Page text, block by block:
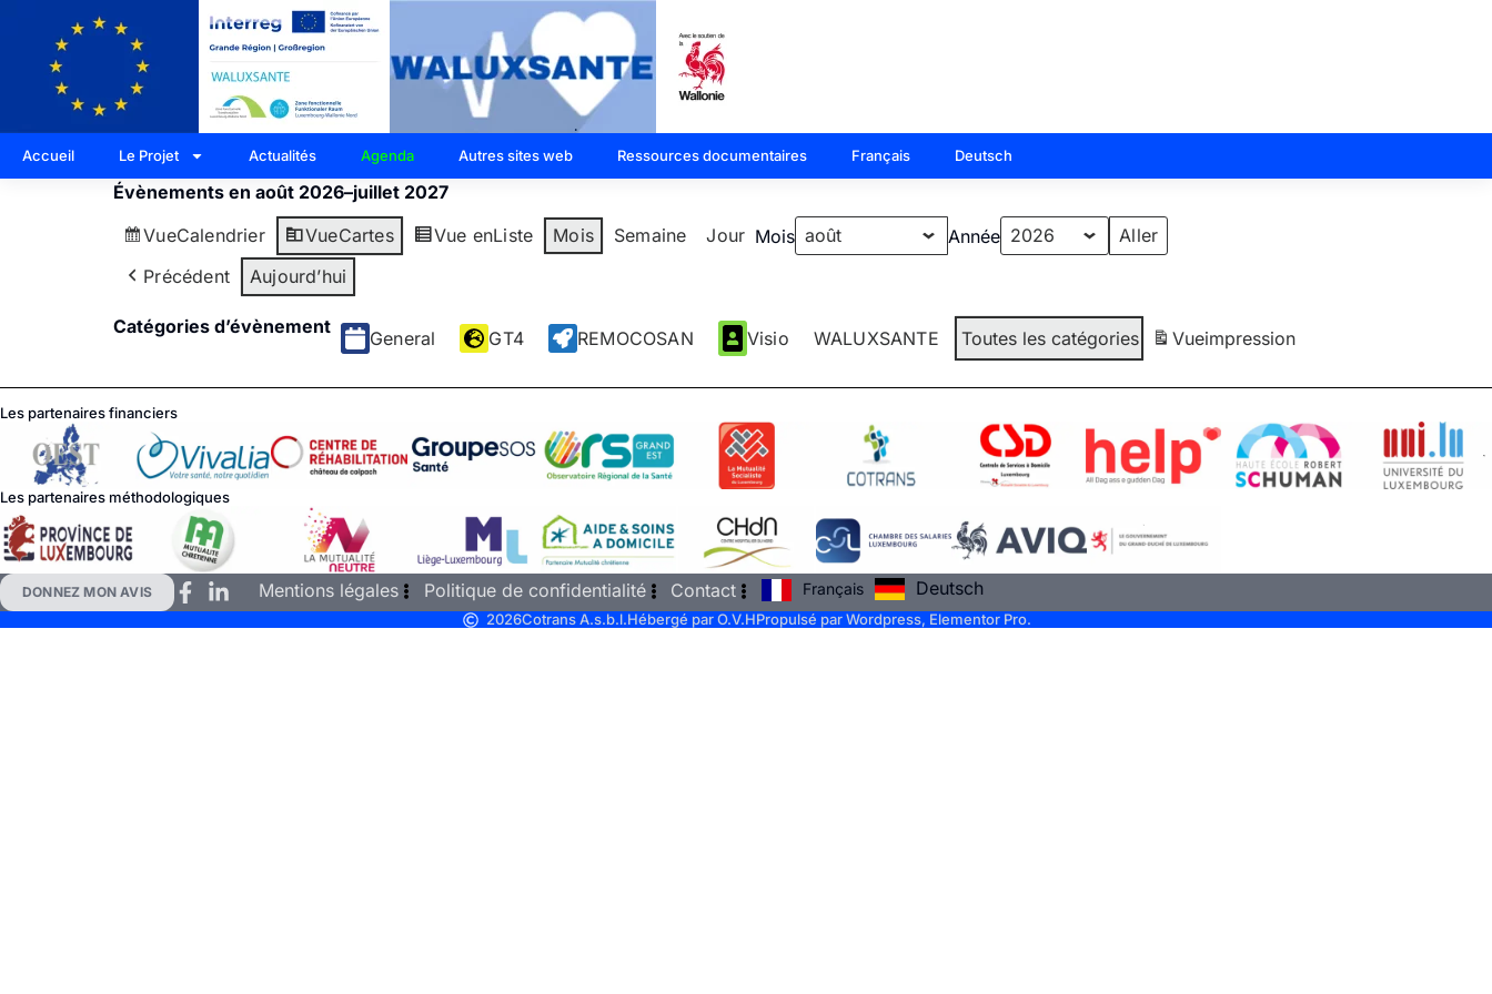
Accueil Le Projet Actualités Agenda Autres sites web Ressources documentaires Français Deutsch
Évènements en août 2026–juillet 2027
VueCalendrier VueCartes Vue enListe Mois Semaine Jour Mois
Année
Précédent
Aujourd’hui
Catégories d’évènement
General GT4 REMOCOSAN Visio WALUXSANTE Toutes les catégories Vueimpression
Les partenaires financiers
Les partenaires méthodologiques
DONNEZ MON AVIS Mentions légales Politique de confidentialité Contact Français Deutsch
2026Cotrans A.s.b.l.Hébergé par O.V.HPropulsé par Wordpress, Elementor Pro.